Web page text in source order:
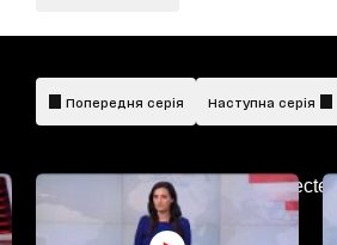
AdBlockDetected!
Попередня серія Наступна серія